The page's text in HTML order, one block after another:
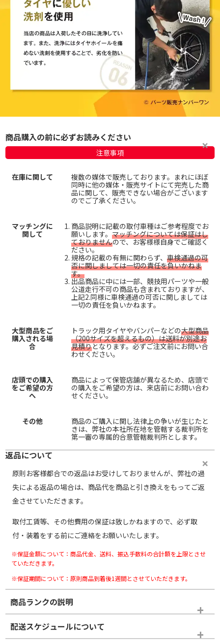
商品購入の前に必ずお読みください
注意事項
在庫に関して
複数の媒体で販売しております。まれにほぼ
同時に他の媒体・販売サイトにて完売した商
品に関して、販売できない場合がございます
のでご了承ください。
マッチングに
関して
商品説明に記載の取付車種はご参考程度でお
願いします。 マッチングについては保証はし
ておりませんので、お客様様自身でご確認く
ださい。
規格の記載の有無に関わらず、 車検通過の可
否に関しましては一切の責任を負いかねま
す。
出品商品に中には一部、競技用パーツや一般
公道走行不可の商品も含まれておりますが、
上記2.同様に車検通過の可否に関しましては
一切の責任を負いかねます。
大型商品をご
購入される場
合
トラック用タイヤやバンパーなどの大型商品
（200サイズを超えるもの）は送料が別途お
見積りとなります。必ずご注文前にお問い合
わせください。
店頭での購入
をご希望の方
へ
商品によって保管店舗が異なるため、店頭で
の購入をご希望の方は、来店前にお問い合わ
せください。
その他
商品のご購入に関し法律上の争いが生じたと
きは、弊社の本社所在地を管轄する裁判所を
第一審の専属的合意管轄裁判所とします。
返品について
原則お客様都合での返品はお受けしておりませんが、弊社の過
失による返品の場合は、商品代を商品と引き換えをもってご返
金させていただきます。
取付工賃等、その他費用の保証は致しかねますので、必ず取
付・装着をする前にご連絡をお願いいたします。
※保証金額について：商品代金、送料、振込手数料の合計額を上限とさせ
ていただきます。
※保証期間について：原則商品到着後1週間とさせていただきます。
商品ランクの説明
※商品ランクは出品者の主観により判断しておりますので、あら
かじめご了承ください。
配送スケジュールについて